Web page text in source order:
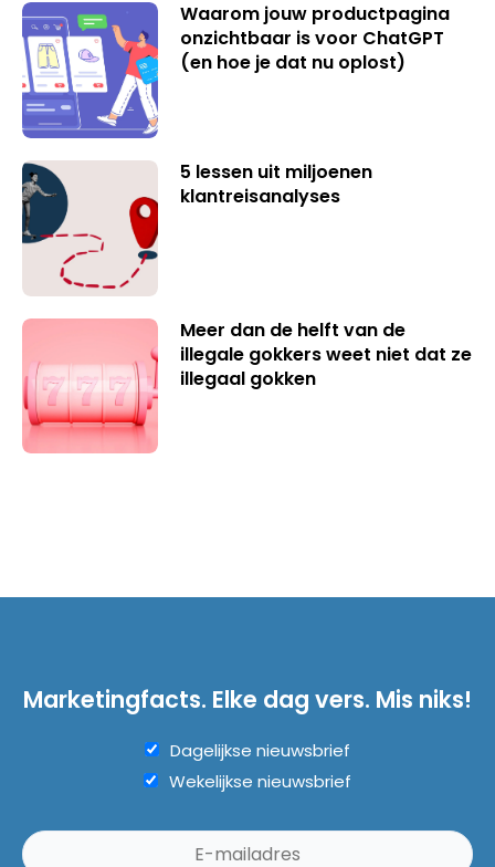
Waarom jouw productpagina
onzichtbaar is voor ChatGPT
(en hoe je dat nu oplost)
5 lessen uit miljoenen
klantreisanalyses
Meer dan de helft van de
illegale gokkers weet niet dat ze
illegaal gokken
Marketingfacts. Elke dag vers. Mis niks!
Dagelijkse nieuwsbrief
Wekelijkse nieuwsbrief